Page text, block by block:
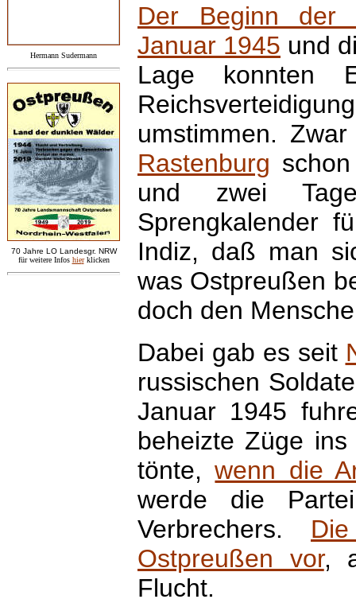
Hermann Sudermann
70 Jahre LO Landesgr. NRW
für weitere Infos hier klicken
Der Beginn der
Januar 1945 und
Lage konnten
umstimmen.
Rastenburg
und zwei
Sprengkalender
Indiz, daß man
was Ostpreußen
doch den
Dabei gab es seit
russischen
Januar 1945
beheizte Züge
tönte,wenn die
werde die
Verbrechers.
Ostpreußen vor,
Flucht.